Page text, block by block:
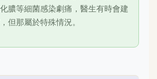
膿等細菌感染劇痛，醫生有時會建
但那屬於特殊情況。